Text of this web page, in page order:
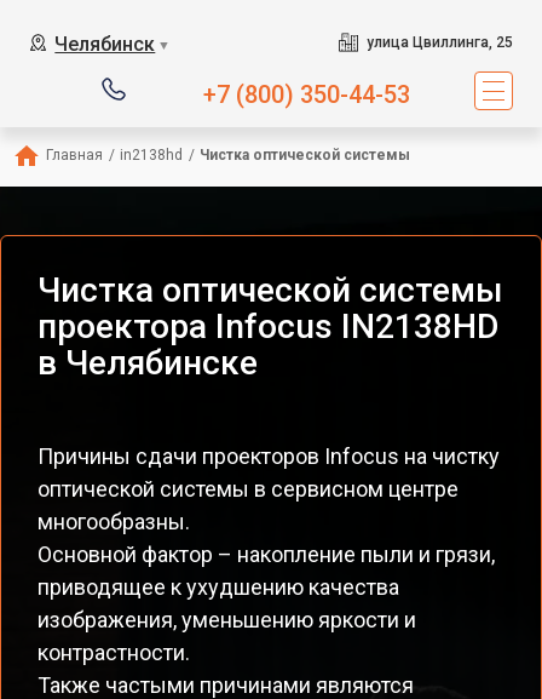
Челябинск ▼ улица Цвиллинга, 25
+7 (800) 350-44-53
Главная / in2138hd / Чистка оптической системы
Чистка оптической системы
проектора Infocus IN2138HD
в Челябинске
Причины сдачи проекторов Infocus на чистку
оптической системы в сервисном центре
многообразны.
Основной фактор – накопление пыли и грязи,
приводящее к ухудшению качества
изображения, уменьшению яркости и
контрастности.
Также частыми причинами являются